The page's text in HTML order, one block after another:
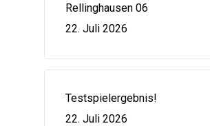
Rellinghausen 06
22. Juli 2026
Testspielergebnis!
22. Juli 2026